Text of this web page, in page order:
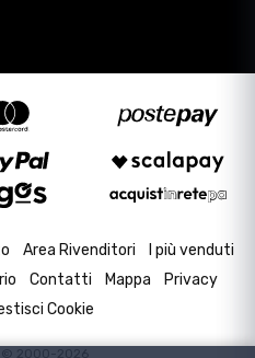
Area Rivenditori
I più venduti
Contatti Mappa
Privacy
Cookie
© 2000-2026